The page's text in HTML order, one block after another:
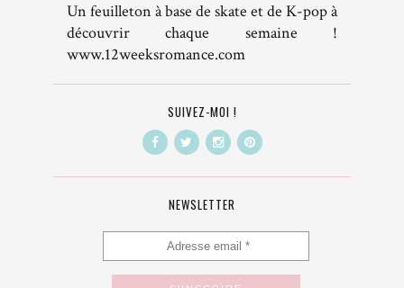
Un feuilleton à base de skate et de K-pop à
découvrir chaque semaine !
www.12weeksromance.com
SUIVEZ-MOI !
NEWSLETTER